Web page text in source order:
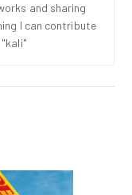
and sharing
I can contribute
2026